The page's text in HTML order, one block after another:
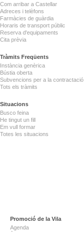
Com arribar a Castellar
Adreces i telèfons
Farmàcies de guàrdia
Horaris de transport públic
Reserva d'equipaments
Cita prèvia
Tràmits Freqüents
Instància genèrica
Bústia oberta
Subvencions per a la contractació
Tots els tràmits
Situacions
Busco feina
He tingut un fill
Em vull formar
Totes les situacions
Promoció de la Vila
Agenda